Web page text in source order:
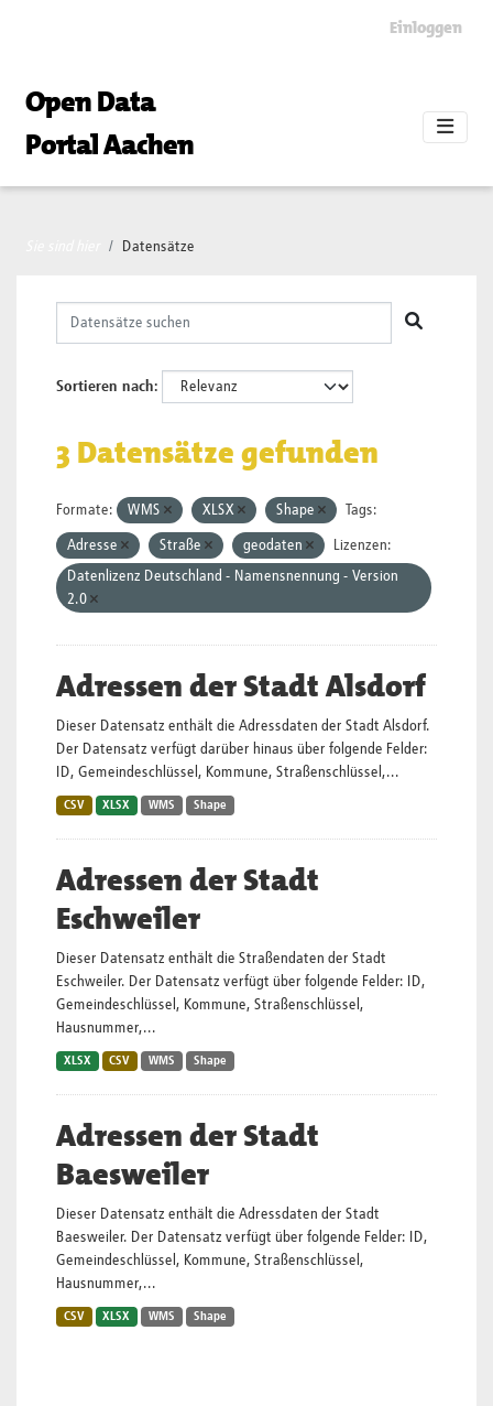
Einloggen
Open Data
Portal Aachen
Datensätze
Sortieren nach
3 Datensätze gefunden
Formate: WMS XLSX Shape Tags:
Adresse Straße geodaten
Lizenzen:
Datenlizenz Deutschland - Namensnennung - Version
2.0
Adressen der Stadt Alsdorf
Dieser Datensatz enthält die Adressdaten der Stadt Alsdorf.
Der Datensatz verfügt darüber hinaus über folgende Felder:
ID, Gemeindeschlüssel, Kommune, Straßenschlüssel,...
CSV XLSX WMS Shape
Adressen der Stadt
Eschweiler
Dieser Datensatz enthält die Straßendaten der Stadt
Eschweiler. Der Datensatz verfügt über folgende Felder: ID,
Gemeindeschlüssel, Kommune, Straßenschlüssel,
Hausnummer,...
XLSX CSV WMS Shape
Adressen der Stadt
Baesweiler
Dieser Datensatz enthält die Adressdaten der Stadt
Baesweiler. Der Datensatz verfügt über folgende Felder: ID,
Gemeindeschlüssel, Kommune, Straßenschlüssel,
Hausnummer,...
CSV XLSX WMS Shape